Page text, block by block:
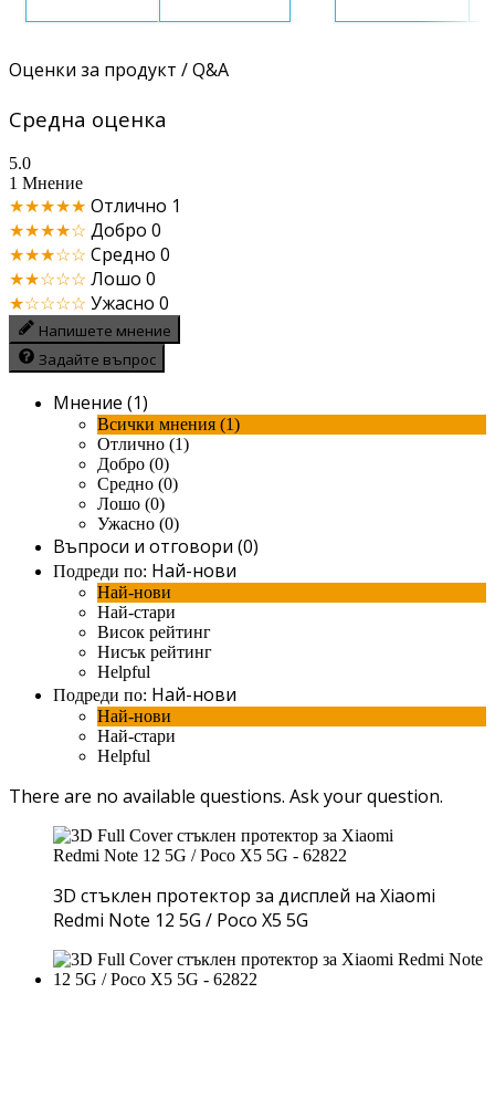
Оценки за продукт / Q&A
Средна оценка
5.0
1 Мнение
★★★★★ Отлично 1
★★★★☆ Добро 0
★★★☆☆ Средно 0
★★☆☆☆ Лошо 0
★☆☆☆☆ Ужасно 0
Напишете мнение
Задайте въпрос
Мнение (1)
Всички мнения (1)
Отлично (1)
Добро (0)
Средно (0)
Лошо (0)
Ужасно (0)
Въпроси и отговори (0)
Подреди по: Най-нови
Най-нови
Най-стари
Висок рейтинг
Нисък рейтинг
Helpful
Подреди по: Най-нови
Най-нови
Най-стари
Helpful
There are no available questions. Ask your question.
3D стъклен протектор за дисплей на Xiaomi
Redmi Note 12 5G / Poco X5 5G